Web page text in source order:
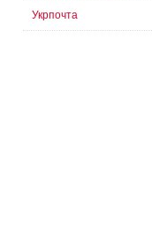
Укрпочта